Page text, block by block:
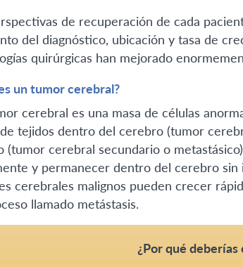
de recuperación de cada
del diagnóstico, ubicación y tasa de
quirúrgicas han mejorado
un tumor cerebral?
cerebral es una masa de células
tejidos dentro del cerebro (tumor
(tumor cerebral secundario o
y permanecer dentro del cerebro
cerebrales malignos pueden crecer
llamado metástasis.
¿Por qué